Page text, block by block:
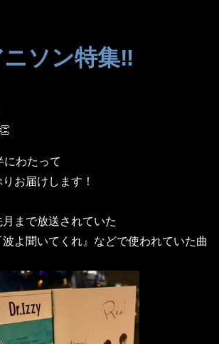
ソン特集‼️
わたって
お届けします！
まで放送されていた
波よ聞いてくれ』などで使われていた曲